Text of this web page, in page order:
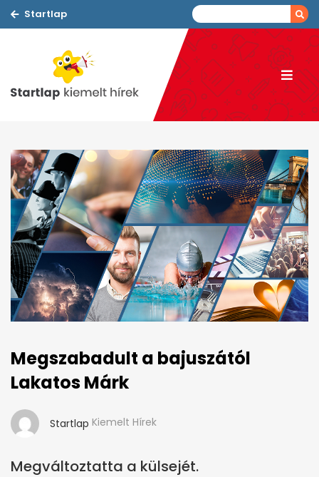
Startlap
Megszabadult a bajuszától
Lakatos Márk
Startlap Kiemelt Hírek
Megváltoztatta a külsejét.